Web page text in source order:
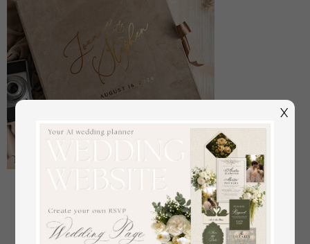
Großes Velvet-Hochzeitsfotoalbum mit Schutzhülle,
Fotoalbum mit schwarzen Hüllen für 500 4x6 Bilder.
aus
108/135.00
X